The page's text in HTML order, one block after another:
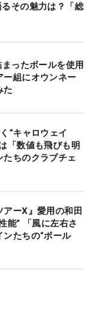
その魅力は？「総
ったボールを使用
組にオウンネー
た
“キャロウェイ
「数値も飛びも明
たちのクラブチェ
ーX』愛用の和田
能” 「風に左右さ
たちの“ボール